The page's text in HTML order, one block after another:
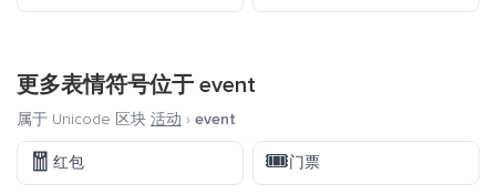
更多表情符号位于 event
属于 Unicode 区块 活动 › event
🧧 红包 🎟️门票